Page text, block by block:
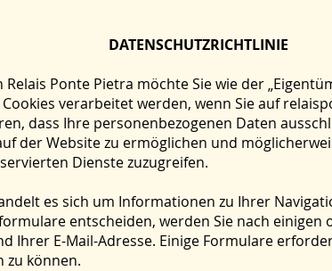
DATENSCHUTZRICHTLINIE
Ponte Pietra möchte Sie wie der
verarbeitet werden, wenn Sie auf
dass Ihre personenbezogenen Daten
der Website zu ermöglichen und
Dienste zuzugreifen.
es sich um Informationen zu Ihrer
entscheiden, werden Sie nach
Ihrer E-Mail-Adresse. Einige Formulare
zu können.